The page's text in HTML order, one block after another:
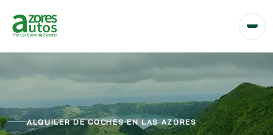
ALQUILER DE COCHES EN LAS AZORES